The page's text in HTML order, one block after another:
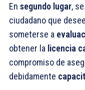
En segundo lugar,
ciudadano que
someterse a
obtener la licencia
compromiso de
debidamente